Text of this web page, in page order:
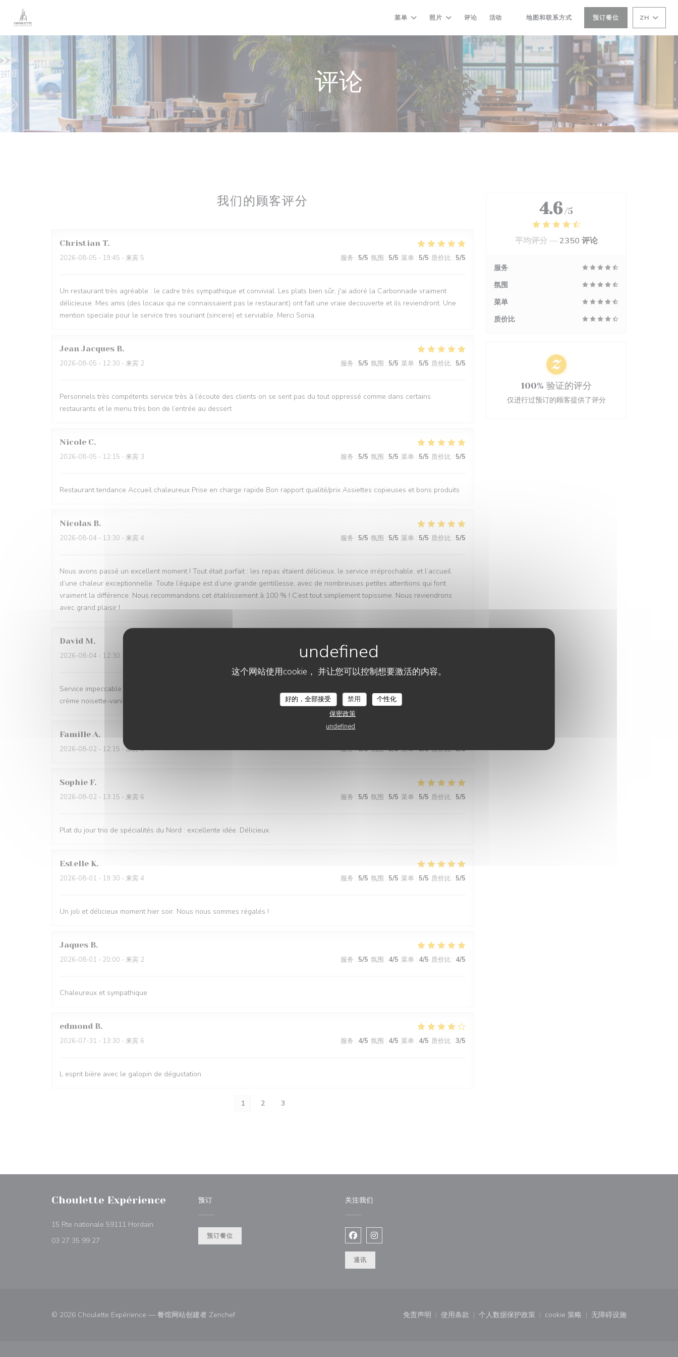
Cookie管理面板
这个网站使用cookie， 并让您可以控制想要激活的内容。
好的，全部接受 禁用
个性化
保密政策
undefined
菜单 照片 评论 活动
((在新窗口中打开))
地图和联系方式 预订餐位 ZH
评论
我们的顾客评分
Christian T
2026-08-05 - 19:45 - 来宾 5 服务 : 5/5 氛围 : 5/5 菜单 : 5/5 质价比 : 5/5
Un restaurant très agréable : le cadre très sympathique et convivial. Les plats bien sûr, j'ai adoré la Carbonnade vraiment
délicieuse. Mes amis (des locaux qui ne connaissaient pas le restaurant) ont fait une vraie decouverte et ils reviendront. Une
mention speciale pour le service tres souriant (sincere) et serviable. Merci Sonia.
Jean Jacques B
2026-08-05 - 12:30 - 来宾 2 服务 : 5/5 氛围 : 5/5 菜单 : 5/5 质价比 : 5/5
Personnels très compétents service très à l’écoute des clients on se sent pas du tout oppressé comme dans certains
restaurants et le menu très bon de l’entrée au dessert
Nicole C
2026-08-05 - 12:15 - 来宾 3 服务 : 5/5 氛围 : 5/5 菜单 : 5/5 质价比 : 5/5
Restaurant tendance Accueil chaleureux Prise en charge rapide Bon rapport qualité/prix Assiettes copieuses et bons produits
Nicolas B
2026-08-04 - 13:30 - 来宾 4 服务 : 5/5 氛围 : 5/5 菜单 : 5/5 质价比 : 5/5
Nous avons passé un excellent moment ! Tout était parfait : les repas étaient délicieux, le service irréprochable, et l’accueil
d’une chaleur exceptionnelle. Toute l’équipe est d’une grande gentillesse, avec de nombreuses petites attentions qui font
vraiment la différence. Nous recommandons cet établissement à 100 % ! C’est tout simplement topissime. Nous reviendrons
avec grand plaisir !
David M
2026-08-04 - 12:30 - 来宾 5 服务 : 5/5 氛围
Service impeccable et convivial. Nourriture excellente et très copieuse. Je recommande particulièrement le mille feuille à la
crème noisette-vanille. Un délice 😋
Famille A
2026-08-02 - 12:15 - 来宾 5 服务:5/5 氛围:5/5 菜单:5/5 质价比:5/5
Sophie F
2026-08-02 - 13:15 - 来宾 6 服务 : 5/5 氛围 : 5/5 菜单 : 5/5 质价比 : 5/5
Plat du jour trio de spécialités du Nord : excellente idée. Délicieux.
Estelle K
2026-08-01 - 19:30 - 来宾 4 服务 : 5/5 氛围 : 5/5 菜单 : 5/5 质价比 : 5/5
Un joli et délicieux moment hier soir. Nous nous sommes régalés !
Jaques B
2026-08-01 - 20:00 - 来宾 2 服务 : 5/5 氛围 : 4/5 菜单 : 4/5 质价比 : 4/5
Chaleureux et sympathique
edmond B
2026-07-31 - 13:30 - 来宾 6 服务 : 4/5 氛围 : 4/5 菜单 : 4/5 质价比 : 3/5
L esprit bière avec le galopin de dégustation
1 2 3
4.6 /5
平均评分 —2350 评论
服务
氛围
菜单
质价比
100% 验证的评分
仅进行过预订的顾客提供了评分
Choulette Expérience
15 Rte nationale 59111 Hordain
03 27 35 99 27
预订
预订餐位
关注我们
Facebook ((在新窗口中打开))
Instagram ((在新窗口中打开))
通讯
© 2026 Choulette Expérience — 餐馆网站创建者 Zenchef((在新窗口中打开)) 免责声明
((在新窗口中打开))
使用条款
((在新窗口中打开))
个人数据保护政策
((在新窗口中打开))
cookie 策略
((在新窗口中打开))
无障碍设施
((在新窗口中打开))